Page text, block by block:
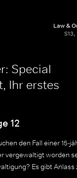
Law &
Special
Ihr erstes
12
den Fall einer 15-
vergewaltigt worden
Es gibt Anlass